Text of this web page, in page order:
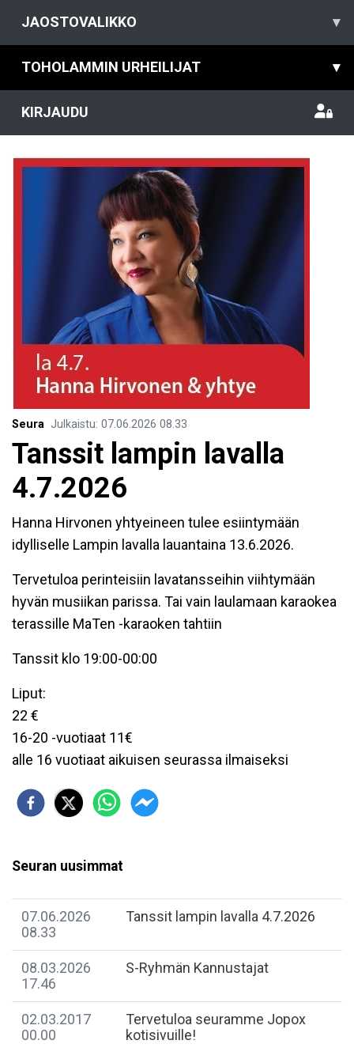
JAOSTOVALIKKO ▾
TOHOLAMMIN URHEILIJAT ▾
KIRJAUDU
Seura Julkaistu: 07.06.2026 08.33
Tanssit lampin lavalla
4.7.2026
Hanna Hirvonen yhtyeineen tulee esiintymään
idylliselle Lampin lavalla lauantaina 13.6.2026.
Tervetuloa perinteisiin lavatansseihin viihtymään
hyvän musiikan parissa. Tai vain laulamaan karaokea
terassille MaTen -karaoken tahtiin
Tanssit klo 19:00-00:00
Liput:
22 €
16-20 -vuotiaat 11€
alle 16 vuotiaat aikuisen seurassa ilmaiseksi
Seuran uusimmat
07.06.2026
08.33
Tanssit lampin lavalla 4.7.2026
08.03.2026
17.46
S-Ryhmän Kannustajat
02.03.2017
00.00
Tervetuloa seuramme Jopox
kotisivuille!